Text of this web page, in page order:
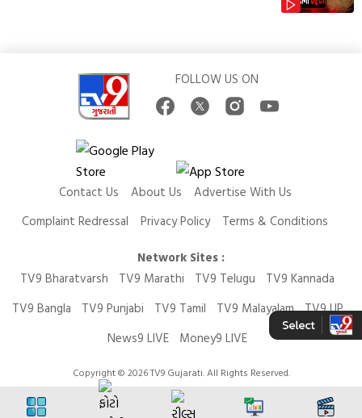
FOLLOW US ON
Contact Us About Us
Advertise With Us
Complaint Redressal
Privacy Policy
Terms & Conditions
Network Sites :
TV9 Bharatvarsh
TV9 Marathi TV9 Telugu
TV9 Kannada
TV9 Bangla
TV9 Punjabi TV9 Tamil TV9 Malayalam TV9 UP
News9 LIVE
Money9 LIVE
Copyright © 2026 TV9 Gujarati. All Rights Reserved.